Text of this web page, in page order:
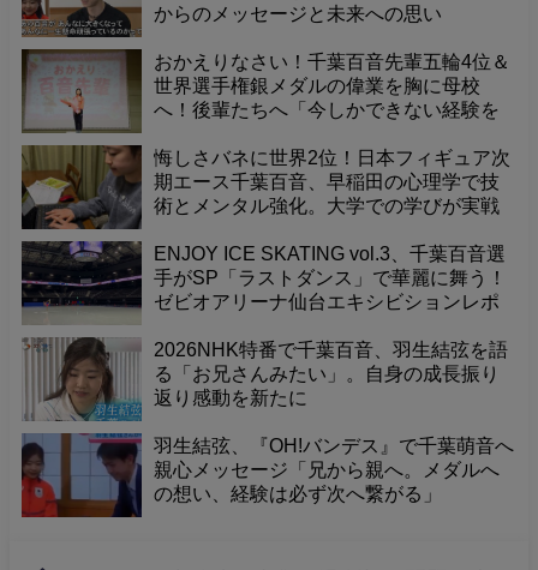
からのメッセージと未来への思い
おかえりなさい！千葉百音先輩五輪4位＆
世界選手権銀メダルの偉業を胸に母校
へ！後輩たちへ「今しかできない経験を
とうございました！
悔しさバネに世界2位！日本フィギュア次
期エース千葉百音、早稲田の心理学で技
術とメンタル強化。大学での学びが実戦
ENJOY ICE SKATING vol.3、千葉百音選
手がSP「ラストダンス」で華麗に舞う！
ゼビオアリーナ仙台エキシビションレポ
2026NHK特番で千葉百音、羽生結弦を語
る「お兄さんみたい」。自身の成長振り
返り感動を新たに
羽生結弦、『OH!バンデス』で千葉萌音へ
親心メッセージ「兄から親へ。メダルへ
の想い、経験は必ず次へ繋がる」